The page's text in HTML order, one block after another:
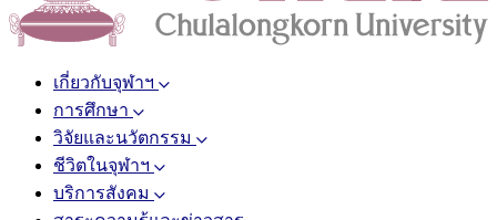
เกี่ยวกับจุฬาฯ
การศึกษา
วิจัยและนวัตกรรม
ชีวิตในจุฬาฯ
บริการสังคม